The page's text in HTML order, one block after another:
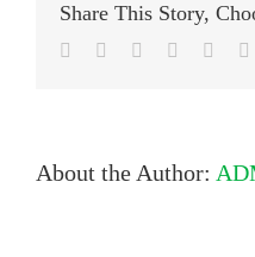
Share This Story,
Facebook
TwitterLinkedIn
Reddit
About the Author: